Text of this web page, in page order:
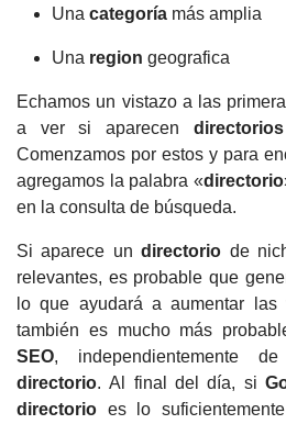
Una categoría más amplia
Una region geografica
Echamos un vistazo a las
a ver si aparecen directorios
Comenzamos por estos y para
agregamos la palabra «directorio
en la consulta de búsqueda.
Si aparece undirectorio de
relevantes, es probable que
lo que ayudará a aumentar
también es mucho más
SEO, independientemente
directorio. Al final del día, si
directorio es lo